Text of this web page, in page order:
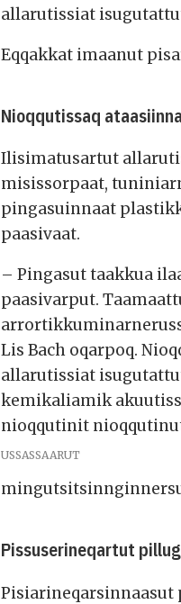
allarutissiat
Eqqakkat imaanut
Nioqqutissaq
USSASSAARUT
Ilisimatusartut
misissorpaat,
pingasuinnaat
paasivaat.
– Pingasut taakkua
paasivarput.
Lis Bach oqarpoq.
allarutissiat
kemikaliamik
nioqqutinit
Pissuserineqartut